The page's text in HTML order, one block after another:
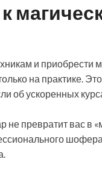
и приобрести
на практике.
об ускоренных
превратит вас в